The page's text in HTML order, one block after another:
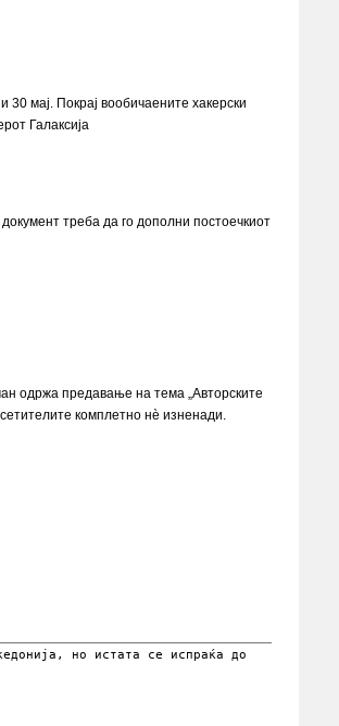
мај. Покрај вообичаените хакерски
Галаксија
треба да го дополни постоечкиот
одржа предавање на тема „Авторските
комплетно нѐ изненади.
но истата се испраќа до